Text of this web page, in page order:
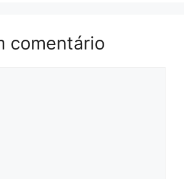
comentário